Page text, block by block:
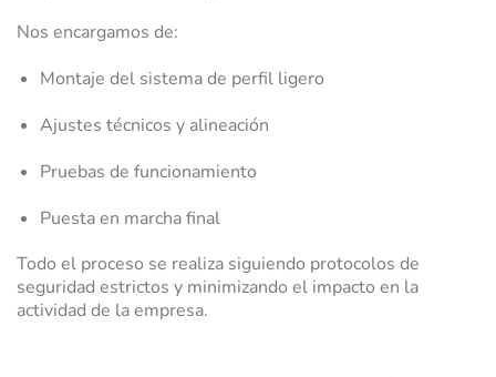
Nos encargamos de:
Montaje del sistema de perfil ligero
Ajustes técnicos y alineación
Pruebas de funcionamiento
Puesta en marcha final
Todo el proceso se realiza siguiendo protocolos de
seguridad estrictos y minimizando el impacto en la
actividad de la empresa.